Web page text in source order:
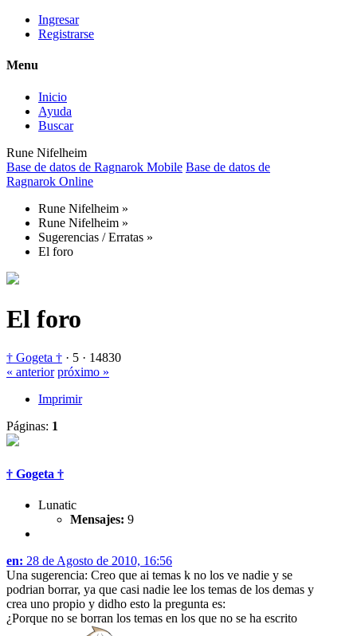
Ingresar
Registrarse
Menu
Inicio
Ayuda
Buscar
Rune Nifelheim
Base de datos de Ragnarok Mobile Base de datos de
Ragnarok Online
Rune Nifelheim »
Rune Nifelheim »
Sugerencias / Erratas »
El foro
El foro
† Gogeta † · 5 · 14830
« anterior próximo »
Imprimir
Páginas: 1
† Gogeta †
Lunatic
Mensajes: 9
en: 28 de Agosto de 2010, 16:56
Una sugerencia: Creo que ai temas k no los ve nadie y se
podrian borrar, ya que casi nadie lee los temas de los demas y
crea uno propio y didho esto la pregunta es:
¿Porque no se borran los temas en los que no se ha escrito